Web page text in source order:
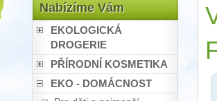
Nabízíme Vám
EKOLOGICKÁ
DROGERIE
PŘÍRODNÍ KOSMETIKA
EKO - DOMÁCNOST